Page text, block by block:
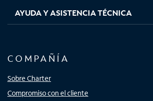
AYUDA Y ASISTENCIA TÉCNICA
COMPAÑÍA
Sobre Charter
Compromiso con el cliente